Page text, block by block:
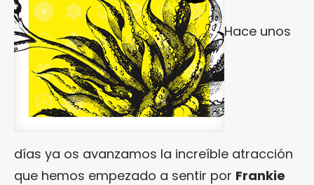
Hace unos
días ya os avanzamos la increíble atracción
que hemos empezado a sentir por Frankie